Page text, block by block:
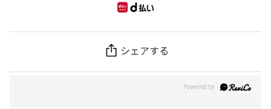
シェアする